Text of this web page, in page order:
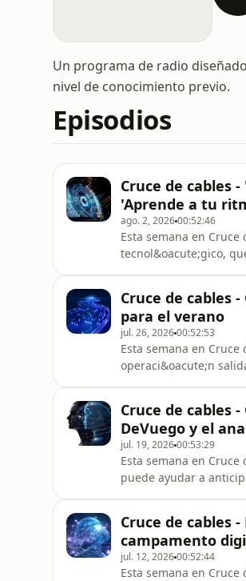
Un programa de radio
nivel de conocimiento previo.
Episodios
Cruce de cables
'Aprende a tu
ago. 2, 202600:52:46
Esta semana en
tecnol&oacute;gico,
fen&oacute;meno de
Cruce de cables
para el verano
jul. 26, 202600:52:53
Esta semana en
operaci&oacute;n
hacer los
Cruce de cables
DeVuego y el
jul. 19, 202600:53:29
Esta semana en
puede ayudar a
est&aacute;n
Cruce de cables
campamento
jul. 12, 202600:52:44
Esta semana en